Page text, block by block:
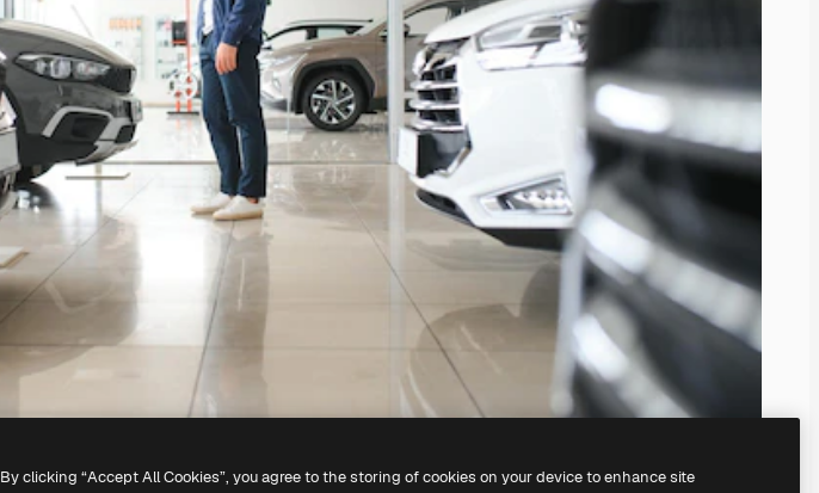
By clicking “Accept All Cookies”, you agree to the storing of cookies on your device to enhance site